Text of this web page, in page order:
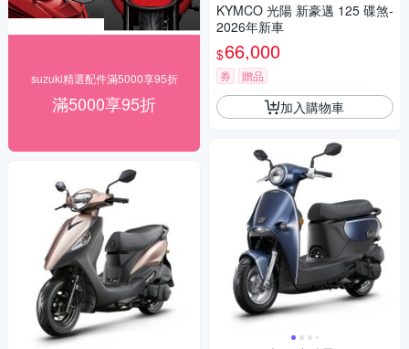
suzuki精選配件滿5000享95折
滿5000享95折
KYMCO 光陽 新豪邁 125 碟煞-
2026年新車
$66,000
券 贈品
加入購物車